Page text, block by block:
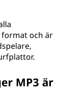
format och är
MP3 är